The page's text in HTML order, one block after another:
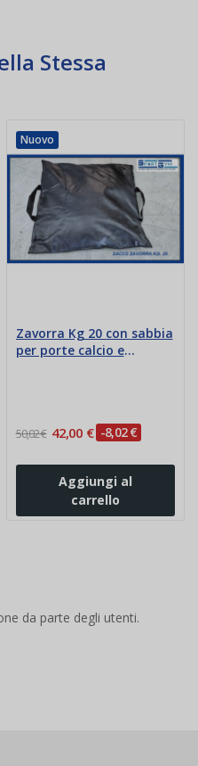
Stessa
Nuovo
Zavorra Kg 20 con sabbia
per porte calcio e
50,02 € 42,00 € -8,02 €
Aggiungi al
carrello
da parte degli utenti.